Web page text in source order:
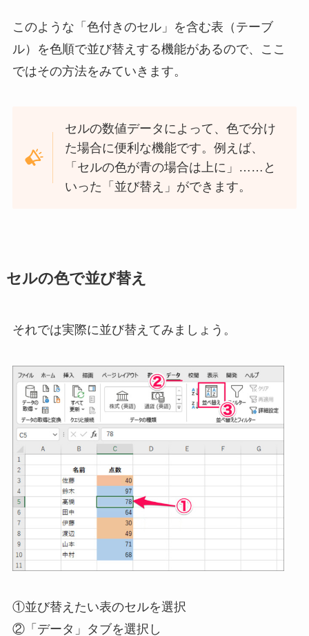
このような「色付きのセル」を含む表（テーブ
ル）を色順で並び替えする機能があるので、ここ
ではその方法をみていきます。
セルの数値データによって、色で分け
た場合に便利な機能です。例えば、
「セルの色が青の場合は上に」……と
いった「並び替え」ができます。
セルの色で並び替え
それでは実際に並び替えてみましょう。
①並び替えたい表のセルを選択
②「データ」タブを選択し